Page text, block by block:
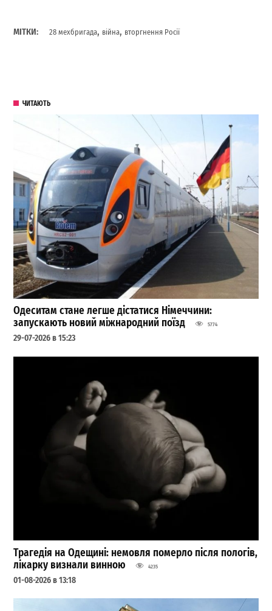
МІТКИ: 28 мехбригада, війна, вторгнення Росії
ЧИТАЮТЬ
Одеситам стане легше дістатися Німеччини:
запускають новий міжнародний поїзд
5774
29-07-2026 в 15:23
Трагедія на Одещині: немовля померло після пологів,
лікарку визнали винною
4235
01-08-2026 в 13:18